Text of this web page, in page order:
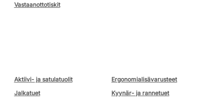
Vastaanottotiskit
Aktiivi- ja satulatuolit
Ergonomialisävarusteet
Jalkatuet
Kyynär- ja rannetuet